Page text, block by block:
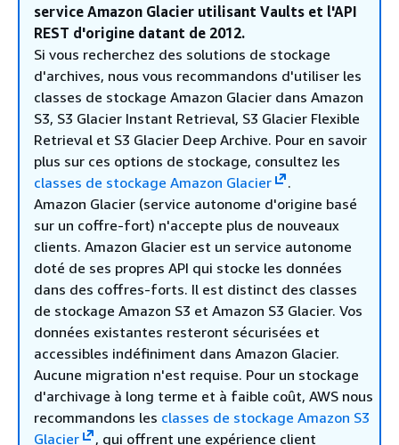
service Amazon Glacier utilisant Vaults et l'API
REST d'origine datant de 2012.
Si vous recherchez des solutions de stockage
d'archives, nous vous recommandons d'utiliser les
classes de stockage Amazon Glacier dans Amazon
S3, S3 Glacier Instant Retrieval, S3 Glacier Flexible
Retrieval et S3 Glacier Deep Archive. Pour en savoir
plus sur ces options de stockage, consultez les
classes de stockage Amazon Glacier
.
Amazon Glacier (service autonome d'origine basé
sur un coffre-fort) n'accepte plus de nouveaux
clients. Amazon Glacier est un service autonome
doté de ses propres API qui stocke les données
dans des coffres-forts. Il est distinct des classes
de stockage Amazon S3 et Amazon S3 Glacier. Vos
données existantes resteront sécurisées et
accessibles indéfiniment dans Amazon Glacier.
Aucune migration n'est requise. Pour un stockage
d'archivage à long terme et à faible coût, AWS nous
recommandons les classes de stockage Amazon S3
Glacier
, qui offrent une expérience client